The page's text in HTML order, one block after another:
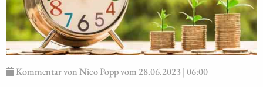
Kommentar von Nico Popp vom 28.06.2023 | 06:00